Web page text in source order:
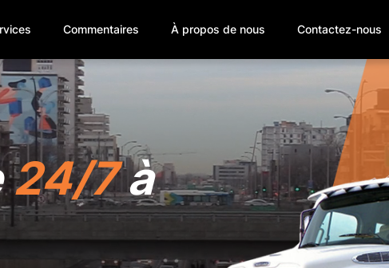
Commentaires À propos de nous Contactez-nous
24/7à